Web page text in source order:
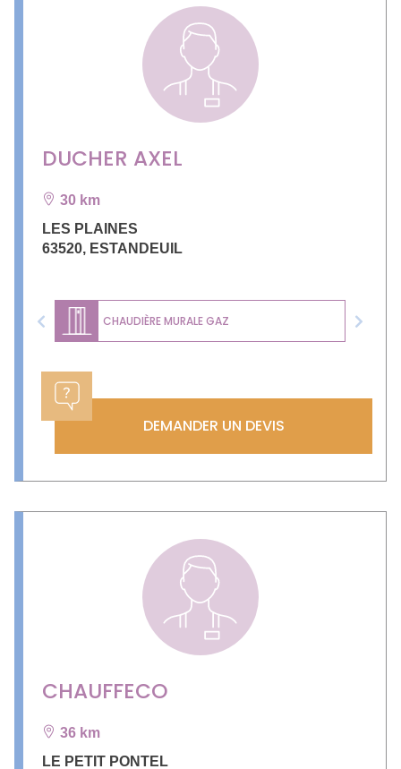
DUCHER AXEL
30 km
LES PLAINES
63520, ESTANDEUIL
CHAUDIÈRE MURALE GAZ
Previous Next
DEMANDER UN DEVIS
CHAUFFECO
36 km
LE PETIT PONTEL